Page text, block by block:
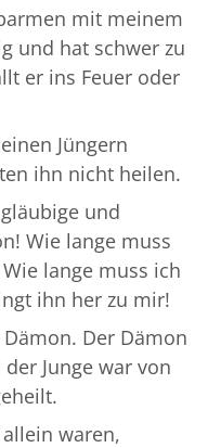
mit meinem
und hat schwer zu
er ins Feuer oder
Jüngern
ihn nicht heilen.
und
Wie lange muss
lange muss ich
ihn her zu mir!
Der Dämon
Junge war von
waren,